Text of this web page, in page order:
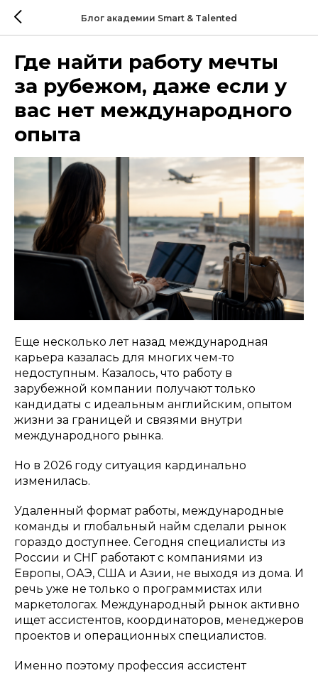
Блог академии Smart & Talented
Где найти работу мечты
за рубежом, даже если у
вас нет международного
опыта
Еще несколько лет назад международная
карьера казалась для многих чем-то
недоступным. Казалось, что работу в
зарубежной компании получают только
кандидаты с идеальным английским, опытом
жизни за границей и связями внутри
международного рынка.
Но в 2026 году ситуация кардинально
изменилась.
Удаленный формат работы, международные
команды и глобальный найм сделали рынок
гораздо доступнее. Сегодня специалисты из
России и СНГ работают с компаниями из
Европы, ОАЭ, США и Азии, не выходя из дома. И
речь уже не только о программистах или
маркетологах. Международный рынок активно
ищет ассистентов, координаторов, менеджеров
проектов и операционных специалистов.
Именно поэтому профессия ассистент